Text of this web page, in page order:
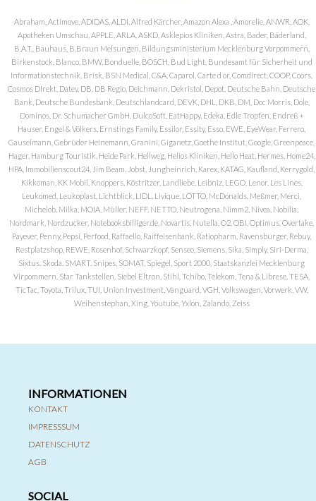
Abraham, Actimove, ADIDAS, ALDI, Alfred Kärcher, Amazon Alexa , Amorelie, ANWR, AOK,
Apotheken Umschau, APPLE, ARLA, ASKD, Asklepios Kliniken, Astra, Bader, Bäderland,
B.A.T., Bauhaus, B.Braun Melsungen, Bildungsministerium Mecklenburg Vorpommern,
Birkenstock, Blanco, BMW, Bonduelle, BOSCH, Bud Light, Bundesamt für Sicherheit und
Informationstechnik, Brisk, BSN Medical, C&A, Caparol, Carte d or, Comdirect, COOP, Coors,
Cosmos DIrekt, Datev, DB, DB Regio, Deichmann, Dekristol, Depot, Deutsche Bahn, Deutsche
Bank, Deutsche Bundesbank, Deutschlandcard, DEVK, DHL, DKB, DM, Doc Morris, Dole,
Dominos, Dr. Schumacher GmbH, DulcoSoft, EatHappy, Edeka, Edle Tropfen, Endreß +
Hauser, Engel & Völkers, Ernstings Family, Essilor, Essity, Esso, EWE, EyeWear, Ferrero,
Gauselmann, Gebrüder Heinemann, Granini, Giganetz, Goethe Institut, Google, Greenpeace,
Hager, Hamburg Touristik, Heide Park, Hellweg, Helios Kliniken, Hello Heat, Hermes, Home24,
HPA, Immobilienscout24, Jim Beam, Jobst, Jungheinrich, Karex, KATAG, Kaufland, Kerrygold,
Kikkoman, KK Mobil, Knoppers, Köstritzer, Landliebe, Leibniz, LEGO, Lenor, Les Lines,
Leukomed, Leukoplast, Lichtblick, LIDL, Livique, LOTTO, McDonalds, Meßmer, Merci,
Michelob, Milka, MOIA, Müller, NEFF, NETTO, Neutrogena, Nimm2, Nivea, Nobilia,
Nordmark, Nordzucker, Notebooksbilliger.de, Novartis, Nutella, O2, OBI, Optimus, Overtake,
Payever, Penny, Pepsi, Perfood, Raffaello, Raiffeisenbank, Ratiopharm, Ravensburger, Rebuy,
Restplatzshop, REWE, Rosenhof, Schwarzkopf, Senseo, Siemens, Sika, Simply, Siri-Derma,
Sixtus, Skoda, SMART, Snipes, SOMAT, Spiegel, Sport 2000, Staatskanzlei Mecklenburg
Virpommern, Star Tankstellen, Siebel Eltron, Stihl, Tchibo, Telekom, Tena & Librese, TESA,
TicTac, Toyota, Trilux, TUI, Union Investment, Vanguard, VGH, Volkswagen, Vorwerk, VW,
Weihenstephan, Xing, Youtube, Yxlon, Zalando, Zeiss
INFORMATIONEN
KONTAKT
IMPRESSSUM
DATENSCHUTZ
AGB
SOCIAL